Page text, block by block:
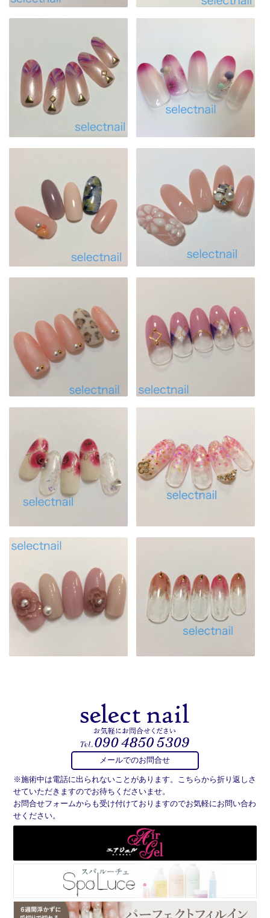
メールでのお問合せ
※施術中は電話に出られないことがあります。こちらから折り返しさ
せていただきますのでお待ちくださいませ。
お問合せフォームからも受け付けておりますのでお気軽にお問い合わ
せください。